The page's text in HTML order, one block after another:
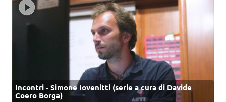
Incontri - Simone Iovenitti (serie a cura di Davide
Coero Borga)